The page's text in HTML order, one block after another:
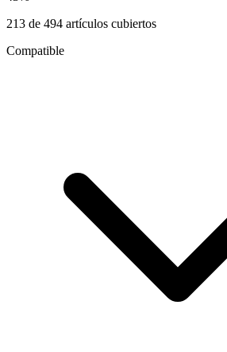
213 de 494 artículos cubiertos
Compatible